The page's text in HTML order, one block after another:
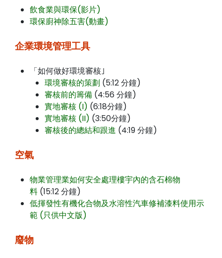
飲食業與環保(影片)
環保廚神除五害(動畫)
企業環境管理工具
「如何做好環境審核｣
環境審核的策劃 (5:12 分鐘)
審核前的籌備 (4:56 分鐘)
實地審核 (I) (6:18分鐘)
實地審核 (II) (3:50分鐘)
審核後的總結和跟進 (4:19 分鐘)
空氣
物業管理業如何安全處理樓宇內的含石棉物
料 (15:12 分鐘)
低揮發性有機化合物及水溶性汽車修補漆料使用示
範 (只供中文版)
廢物